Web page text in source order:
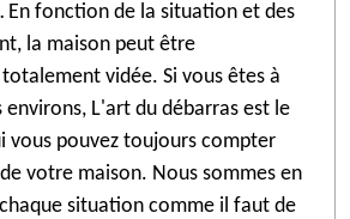
En fonction de la situation et des
la maison peut être
vidée. Si vous êtes à
environs, L'art du débarras est le
vous pouvez toujours compter
votre maison. Nous sommes en
situation comme il faut de